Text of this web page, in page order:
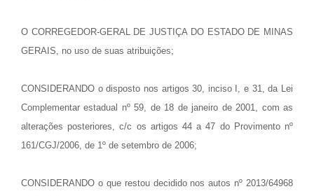
O CORREGEDOR-GERAL DE JUSTIÇA DO ESTADO DE MINAS
GERAIS, no uso de suas atribuições;
CONSIDERANDO o disposto nos artigos 30, inciso I, e 31, da Lei
Complementar estadual nº 59, de 18 de janeiro de 2001, com as
alterações posteriores, c/c os artigos 44 a 47 do Provimento nº
161/CGJ/2006, de 1º de setembro de 2006;
CONSIDERANDO o que restou decidido nos autos nº 2013/64968